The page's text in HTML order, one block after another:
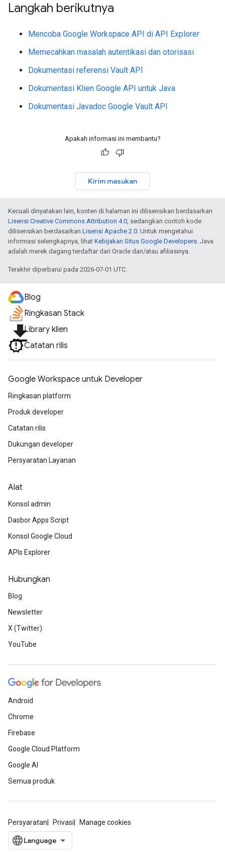
Langkah berikutnya
Mencoba Google Workspace API di API Explorer
Memecahkan masalah autentikasi dan otorisasi
Dokumentasi referensi Vault API
Dokumentasi Klien Google API untuk Java
Dokumentasi Javadoc Google Vault API
Apakah informasi ini membantu?
Kirim masukan
Kecuali dinyatakan lain, konten di halaman ini dilisensikan berdasarkan
Lisensi Creative Commons Attribution 4.0, sedangkan contoh kode
dilisensikan berdasarkan Lisensi Apache 2.0. Untuk mengetahui
informasi selengkapnya, lihat Kebijakan Situs Google Developers. Java
adalah merek dagang terdaftar dari Oracle dan/atau afiliasinya.
Terakhir diperbarui pada 2026-07-01 UTC.
Blog
Ringkasan Stack
file_downloadLibrary klien
Catatan rilis
Google Workspace untuk Developer
Ringkasan platform
Produk developer
Catatan rilis
Dukungan developer
Persyaratan Layanan
Alat
Konsol admin
Dasbor Apps Script
Konsol Google Cloud
APIs Explorer
Hubungkan
Blog
Newsletter
X (Twitter)
YouTube
Android
Chrome
Firebase
Google Cloud Platform
Google AI
Semua produk
Persyaratan Privasi Manage cookies